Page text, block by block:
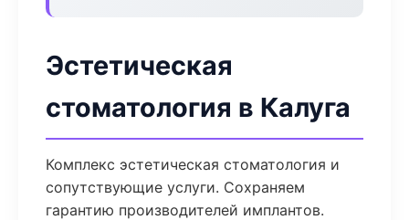
Эстетическая
стоматология в Калуга
Комплекс эстетическая стоматология и
сопутствующие услуги. Сохраняем
гарантию производителей имплантов.